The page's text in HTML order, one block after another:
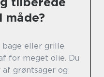
måde?
bage eller grille
for meget olie. Du
af grøntsager og